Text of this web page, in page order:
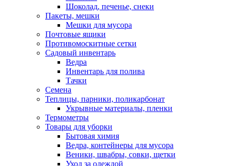
Шоколад, печенье, снеки
Пакеты, мешки
Мешки для мусора
Почтовые ящики
Противомоскитные сетки
Садовый инвентарь
Ведра
Инвентарь для полива
Тачки
Семена
Теплицы, парники, поликарбонат
Укрывные материалы, пленки
Термометры
Товары для уборки
Бытовая химия
Ведра, контейнеры для мусора
Веники, швабры, совки, щетки
Уход за одеждой